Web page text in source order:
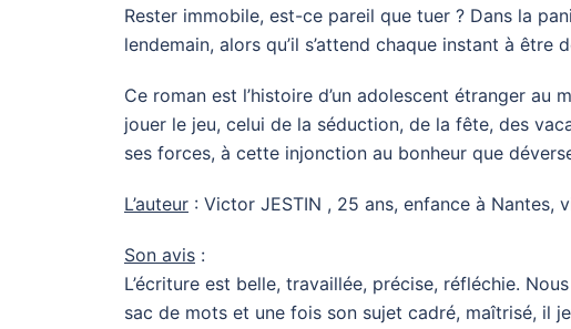
Rester immobile, est-ce pareil que tuer ? Dans la
lendemain, alors qu’il s’attend chaque instant à être
Ce roman est l’histoire d’un adolescent étranger au
jouer le jeu, celui de la séduction, de la fête, des
ses forces, à cette injonction au bonheur que
L’auteur : Victor JESTIN , 25 ans, enfance à Nantes,
Son avis :
L’écriture est belle, travaillée, précise, réfléchie.
sac de mots et une fois son sujet cadré, maîtrisé, il